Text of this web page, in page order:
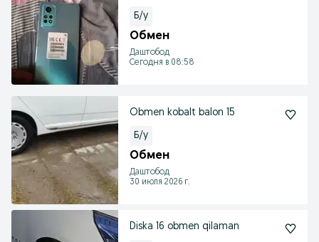
Б/у
Обмен
Даштобод
Сегодня в 08:58
Obmen kobalt balon 15
Б/у
Обмен
Даштобод
30 июля 2026 г.
Diska 16 obmen qilaman